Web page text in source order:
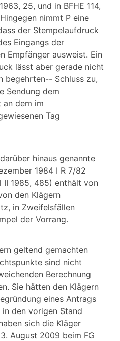
25, und in BFHE 114,
nimmt P eine
der Stempelaufdruck
Eingangs der
Empfänger ausweist. Ein
lässt aber gerade nicht
begehrten-- Schluss zu,
Sendung dem
an dem im
Tag
hinaus genannte
1984 I R 7/82
II 1985, 485) enthält von
den Klägern
in Zweifelsfällen
der Vorrang.
geltend gemachten
sind nicht
Berechnung
Sie hätten den Klägern
eines Antrags
den vorigen Stand
sich die Kläger
August 2009 beim FG